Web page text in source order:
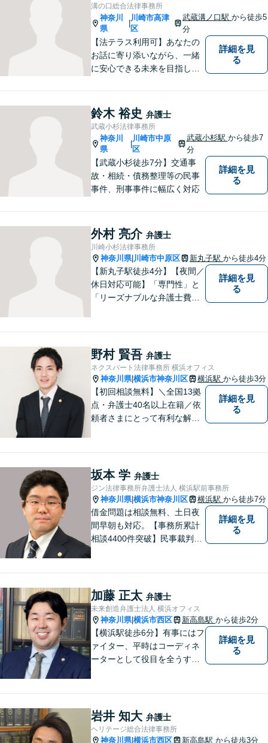
溝の口総合法律事務所
神奈川
県
川崎市高津
区
武蔵溝ノ口駅から徒歩5
分
【法テラス利用可】あなたの
お話に寄り添いながら、一緒
に安心できる未来を目指しま
く、「その先の未来」も一緒
に考えてサポートいたしま
す。高齢者や障害のある方へ
のサポートの充実【武蔵溝ノ
口駅5分】【電話・メール・W
EB相談も対応】
詳細を見
る
鈴木 裕史 弁護士
武蔵小杉法律事務所
神奈川
県
川崎市中原
区
武蔵小杉駅 から徒歩7
分
【武蔵小杉徒歩7分】交通事
故・相続・債務整理等の民事
事件、刑事事件に幅広く対応
詳細を見
る
外村 亮介 弁護士
川崎小杉法律事務所
神奈川県| 川崎市中原区 新丸子駅 から徒歩4分
【新丸子駅徒歩4分】【夜間／
休日対応可能】「専門性」と
「リーズナブルな弁護士費
事務所を目指しています。
【初回面談無料】法律トラブ
ルでお悩みの方は、お気軽に
ご相談ください。
詳細を見
る
野村 賢吾 弁護士
ネクスパート法律事務所 横浜オフィス
神奈川県|横浜市神奈川区 横浜駅 から徒歩3分
【初回相談無料】＼全国13拠
点・弁護士40名以上在籍／依
頼者さまにとって有利な解決
事件など、ご相談ください
【夜間・休日対応】
詳細を見
る
坂本 学 弁護士
ジン法律事務所弁護士法人 横浜駅前事務所
神奈川県|横浜市神奈川区 横浜駅 から徒歩7分
借金問題は相談無料、土日夜
間早朝も対応。【事務所累計
相談4400件突破】民事裁判／
詳細を見
る
加藤 正太 弁護士
未来創造弁護士法人 横浜オフィス
神奈川県|横浜市西区 新高島駅 から徒歩2分
【横浜駅徒歩6分】有事にはフ
ァイター、平時はコーディネ
ーターとして役目を全うする
します。【独占禁止法・下請
法の著書執筆】
詳細を見
る
岩井 知大 弁護士
ヘリテージ総合法律事務所
神奈川県|横浜市西区 新高島駅 から徒歩3分